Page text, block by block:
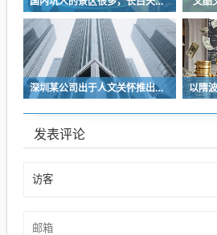
深圳某公司出于人文关怀推出内部托管，结果无孩单身员工举报了，核心理由有两个
发表评论